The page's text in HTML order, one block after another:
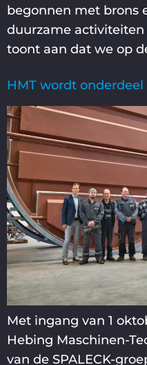
begonnen met brons
duurzame
toont aan dat we op
HMT wordt onderdeel
Met ingang van 1
Hebing Maschinen-
van de SPALECK-